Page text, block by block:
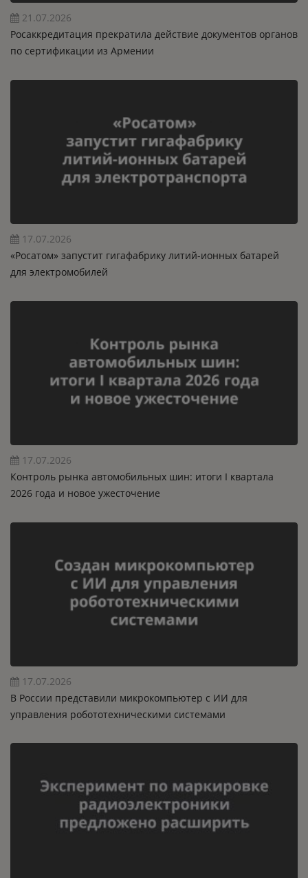
21.07.2026
Росаккредитация прекратила действие документов органов
по сертификации из Армении
17.07.2026
«Росатом» запустит гигафабрику литий-ионных батарей
для электромобилей
17.07.2026
Контроль рынка автомобильных шин: итоги I квартала
2026 года и новое ужесточение
17.07.2026
В России представили микрокомпьютер с ИИ для
управления робототехническими системами